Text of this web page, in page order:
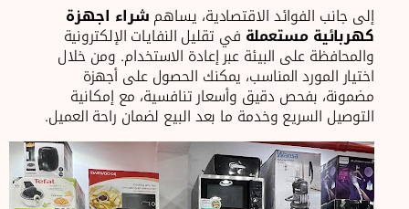
إلى جانب الفوائد الاقتصادية، يساهمشراء اجهزة
كهربائية مستعملة في تقليل النفايات الإلكترونية
والمحافظة على البيئة عبر إعادة الاستخدام. ومن خلال
اختيار المورد المناسب، يمكنك الحصول على أجهزة
مضمونة، بفحص دقيق وأسعار تنافسية، مع إمكانية
التوصيل السريع وخدمة ما بعد البيع لضمان راحة العميل.